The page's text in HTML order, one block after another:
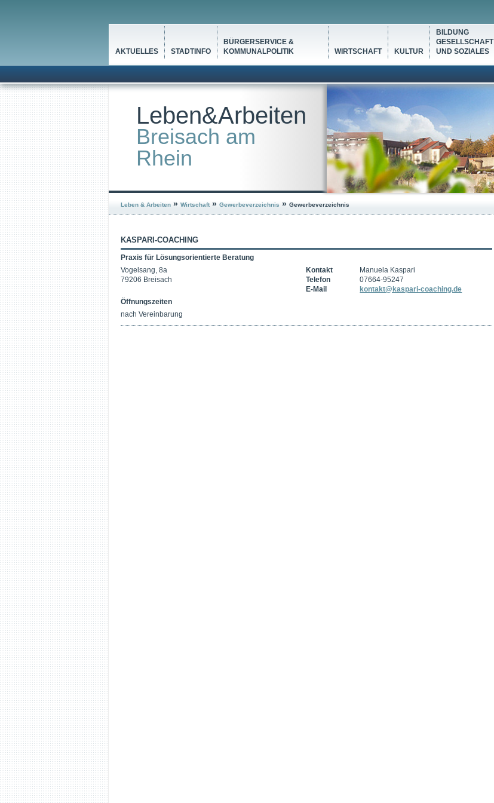
AKTUELLES STADTINFO
BÜRGERSERVICE &
KOMMUNALPOLITIK
WIRTSCHAFT KULTUR
BILDUNG
GESELLSCHAFT
UND SOZIALES
Leben&Arbeiten
Breisach am
Rhein
Leben & Arbeiten » Wirtschaft» Gewerbeverzeichnis » Gewerbeverzeichnis
KASPARI-COACHING
Praxis für Lösungsorientierte Beratung
Vogelsang, 8a
79206 Breisach
Kontakt
Manuela Kaspari
Telefon
07664-95247
E-Mail
kontakt@kaspari-coaching.de
Öffnungszeiten
nach Vereinbarung